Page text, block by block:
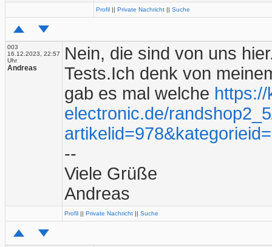
Profil || Private Nachricht || Suche
003
16.12.2023, 22:57
Uhr
Andreas
Nein, die sind von uns
Tests.Ich denk von
gab es mal welche https://
electronic.de/
--
Viele Grüße
Andreas
Profil || Private Nachricht || Suche